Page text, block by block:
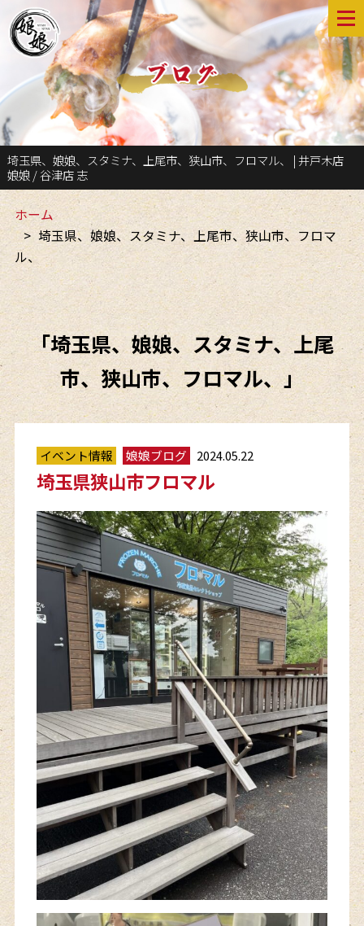
埼玉県、娘娘、スタミナ、上尾市、狭山市、フロマル、 | 井戸木店
娘娘 / 谷津店 志
ホーム
埼玉県、娘娘、スタミナ、上尾市、狭山市、フロマ
ル、
「埼玉県、娘娘、スタミナ、上尾
市、狭山市、フロマル、」
イベント情報 娘娘ブログ 2024.05.22
埼玉県狭山市フロマル